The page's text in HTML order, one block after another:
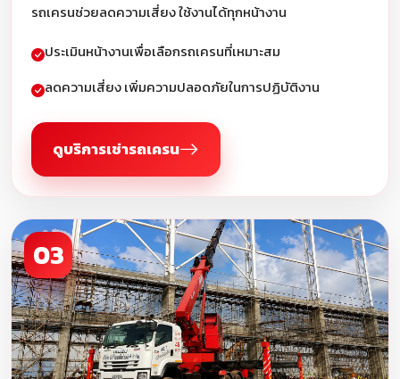
รถเครนช่วยลดความเสี่ยง ใช้งานได้ทุกหน้างาน
ประเมินหน้างานเพื่อเลือกรถเครนที่เหมาะสม
ลดความเสี่ยง เพิ่มความปลอดภัยในการปฏิบัติงาน
ดูบริการเช่ารถเครน
03